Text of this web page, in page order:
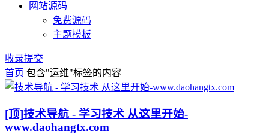
网站源码
免费源码
主题模板
收录提交
首页 包含"运维"标签的内容
[顶]技术导航 - 学习技术 从这里开始-
www.daohangtx.com